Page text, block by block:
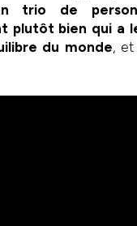
trio de
plutôt bien qui a
du monde, et